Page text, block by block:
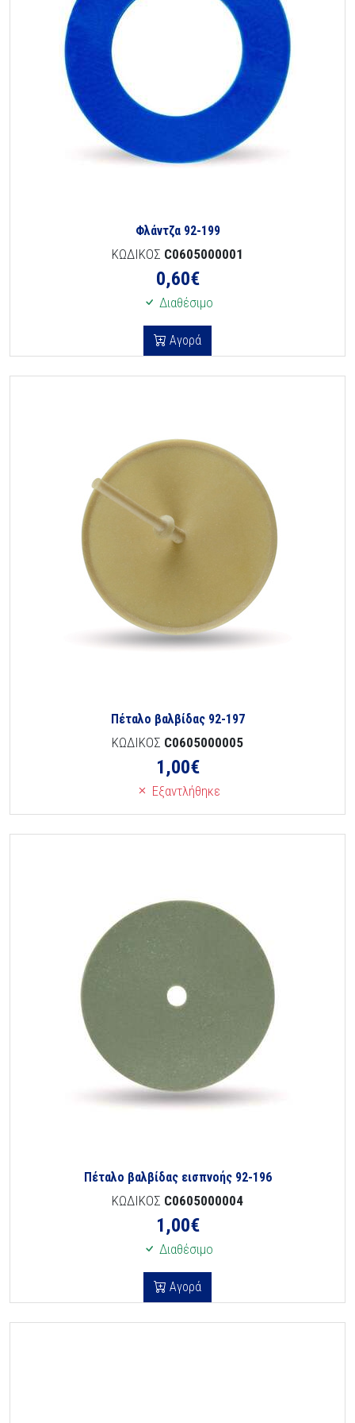
Φλάντζα 92-199
ΚΩΔΙΚΟΣ C0605000001
0,60€
Διαθέσιμο
Αγορά
Πέταλο βαλβίδας 92-197
ΚΩΔΙΚΟΣ C0605000005
1,00€
Εξαντλήθηκε
Πέταλο βαλβίδας εισπνοής 92-196
ΚΩΔΙΚΟΣ C0605000004
1,00€
Διαθέσιμο
Αγορά